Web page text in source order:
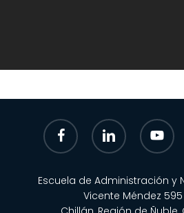
facebook linkedin youtube
Escuela de Administración y
Vicente Méndez 595